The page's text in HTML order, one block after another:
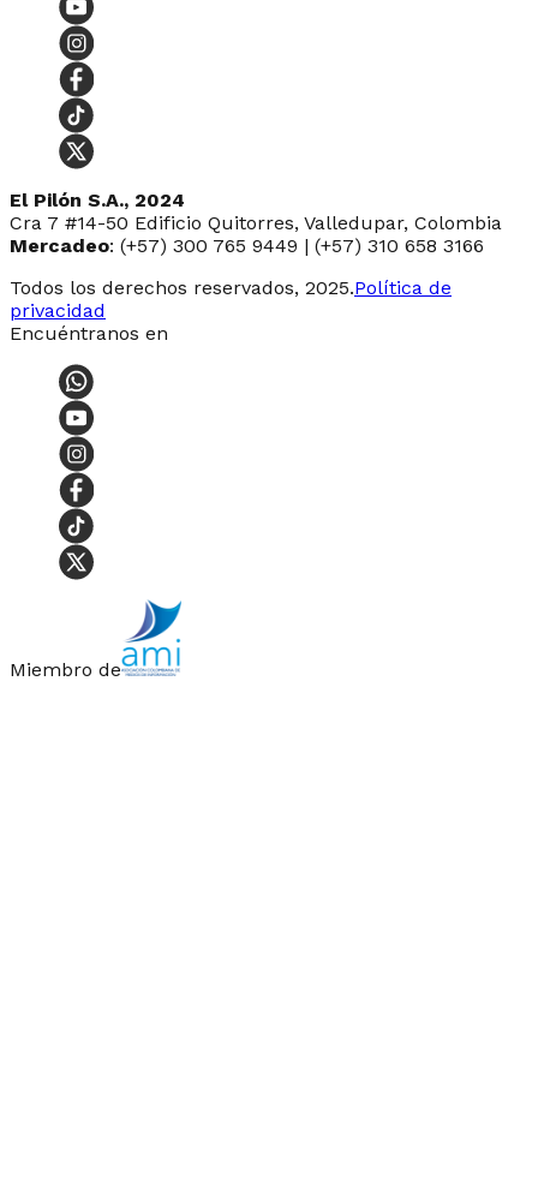
El Pilón S.A., 2024
Cra 7 #14-50 Edificio Quitorres, Valledupar, Colombia
Mercadeo: (+57) 300 765 9449 | (+57) 310 658 3166
Todos los derechos reservados, 2025.Política de
privacidad
Encuéntranos en
Miembro de